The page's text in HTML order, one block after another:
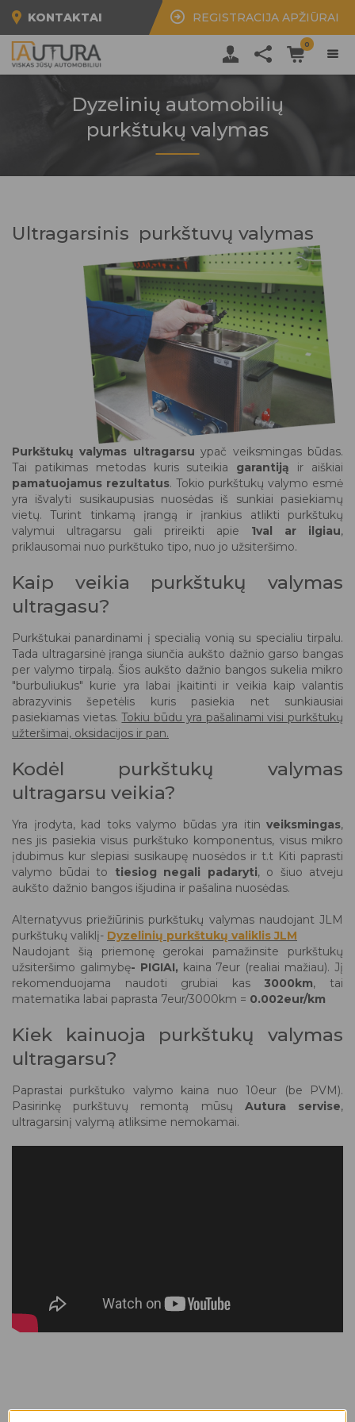
KONTAKTAI REGISTRACIJA APŽIŪRAI
0
Dyzelinių automobilių
purkštukų valymas
Ultragarsinis purkštuvų valymas
Purkštukų valymas ultragarsu ypač veiksmingas būdas.
Tai patikimas metodas kuris suteikia garantiją ir aiškiai
pamatuojamus rezultatus. Tokio purkštukų valymo esmė
yra išvalyti susikaupusias nuosėdas iš sunkiai pasiekiamų
vietų. Turint tinkamą įrangą ir įrankius atlikti purkštukų
valymui ultragarsu gali prireikti apie 1val ar ilgiau,
priklausomai nuo purkštuko tipo, nuo jo užsiteršimo.
Kaip veikia purkštukų valymas
ultragasu?
Purkštukai panardinami į specialią vonią su specialiu tirpalu.
Tada ultragarsinė įranga siunčia aukšto dažnio garso bangas
per valymo tirpalą. Šios aukšto dažnio bangos sukelia mikro
"burbuliukus" kurie yra labai įkaitinti ir veikia kaip valantis
abrazyvinis šepetėlis kuris pasiekia net sunkiausiai
pasiekiamas vietas.Tokiu būdu yra pašalinami visi purkštukų
užteršimai, oksidacijos ir pan.
Kodėl purkštukų valymas
ultragarsu veikia?
Yra įrodyta, kad toks valymo būdas yra itin veiksmingas,
nes jis pasiekia visus purkštuko komponentus, visus mikro
įdubimus kur slepiasi susikaupę nuosėdos ir t.t Kiti paprasti
valymo būdai to tiesiog negali padaryti, o šiuo atveju
aukšto dažnio bangos išjudina ir pašalina nuosėdas.
Alternatyvus priežiūrinis purkštukų valymas naudojant JLM
purkštukų valiklį- Dyzelinių purkštukų valiklis JLM
Naudojant šią priemonę gerokai pamažinsite purkštukų
užsiteršimo galimybę- PIGIAI, kaina 7eur (realiai mažiau). Jį
rekomenduojama naudoti grubiai kas 3000km, tai
matematika labai paprasta 7eur/3000km = 0.002eur/km
Kiek kainuoja purkštukų valymas
ultragarsu?
Paprastai purkštuko valymo kaina nuo 10eur (be PVM).
Pasirinkę purkštuvų remontą mūsų Autura servise,
ultragarsinį valymą atliksime nemokamai.